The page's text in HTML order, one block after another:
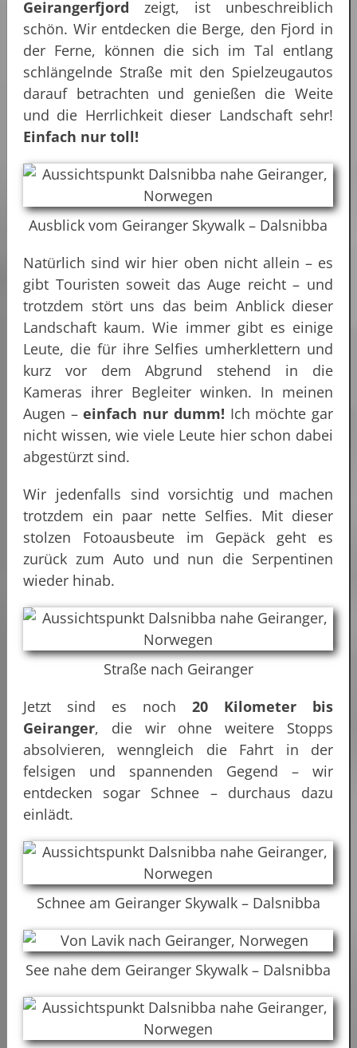
Geirangerfjord zeigt, ist unbeschreiblich
schön. Wir entdecken die Berge, den Fjord in
der Ferne, können die sich im Tal entlang
schlängelnde Straße mit den Spielzeugautos
darauf betrachten und genießen die Weite
und die Herrlichkeit dieser Landschaft sehr!
Einfach nur toll!
Ausblick vom Geiranger Skywalk – Dalsnibba
Natürlich sind wir hier oben nicht allein – es
gibt Touristen soweit das Auge reicht – und
trotzdem stört uns das beim Anblick dieser
Landschaft kaum. Wie immer gibt es einige
Leute, die für ihre Selfies umherklettern und
kurz vor dem Abgrund stehend in die
Kameras ihrer Begleiter winken. In meinen
Augen –einfach nur dumm! Ich möchte gar
nicht wissen, wie viele Leute hier schon dabei
abgestürzt sind.
Wir jedenfalls sind vorsichtig und machen
trotzdem ein paar nette Selfies. Mit dieser
stolzen Fotoausbeute im Gepäck geht es
zurück zum Auto und nun die Serpentinen
wieder hinab.
Straße nach Geiranger
Jetzt sind es noch 20 Kilometer bis
Geiranger, die wir ohne weitere Stopps
absolvieren, wenngleich die Fahrt in der
felsigen und spannenden Gegend – wir
entdecken sogar Schnee – durchaus dazu
einlädt.
Schnee am Geiranger Skywalk – Dalsnibba
See nahe dem Geiranger Skywalk – Dalsnibba